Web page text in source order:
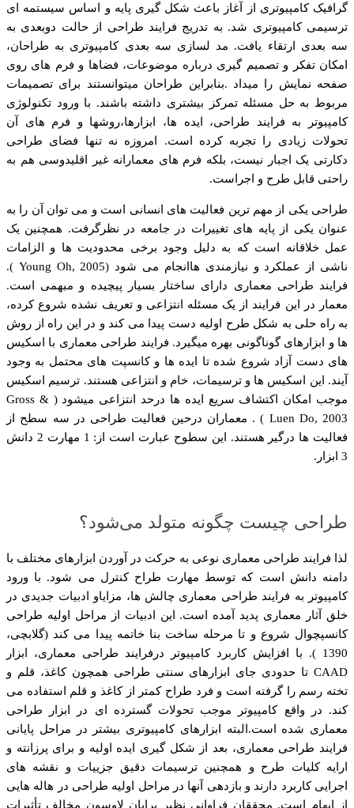
گرافیک کامپیوتری از آغاز باعث شکل گیری پایه و اساس سیستمه ای
ترسیمی کامپیوتری شد. به تدریج فرایند طراحی از حالت دوبعدی به
سه بعدی ارتقاء یافت. مد لسازی سه بعدی کامپیوتری به طراحان،
امکان تفکر و تصمیم گیری درباره موضوعات، فضاها و فرم های روی
صفحه نمایش را میداد .بنابراین طراحان میتوانستند برای تصمیمات
مربوط به حل مسئله تمرکز بیشتری داشته باشند. با ورود تکنولوژی
کامپیوتر به فرایند طراحی، ایده ها، ابزارها،روشها و فرم های آن
تحولات زیادی را تجربه کرده است. امروزه نه تنها فضای طراحی
دکارتی یک اجبار نیست، بلکه فرم های معمارانه غیر اقلیدوسی هم به
راحتی قابل طرح و اجراست.
طراحی یکی از مهم ترین فعالیت های انسانی است و می توان آن را به
عنوان یکی از پایه های تغییرات در جامعه در نظرگرفت. همچنین یک
عمل خلاقانه است که به دلیل وجود برخی محدودیت ها و الزامات
ناشی از عملکرد و نیازمندی هاانجام می شود (Young Oh, 2005 ).
فرایند طراحی معماری دارای ساختار بسیار پیچیده و مبهمی است.
معمار در این فرایند از یک مسئله انتزاعی و تعریف نشده شروع کرده،
به راه حلی به شکل طرح اولیه دست پیدا می کند و در این راه از روش
ها و ابزارهای گوناگونی بهره میگیرد. فرایند طراحی معماری با اسکیس
های دست آزاد شروع شده تا ایده ها و کانسپت های محتمل به وجود
آیند. این اسکیس ها و ترسیمات، خام و انتزاعی هستند. ترسیم اسکیس
موجب امکان اکتشاف سریع ایده ها درحد انتزاعی میشود ( Gross &
Luen Do, 2003 ) . معماران درحین فعالیت طراحی در سه سطح از
فعالیت ها درگیر هستند. این سطوح عبارت است از: 1 مهارت 2 دانش
3 ابزار.
طراحی چیست چگونه متولد می‌شود؟
لذا فرایند طراحی معماری نوعی به حرکت در آوردن ابزارهای مختلف با
دامنه دانش است که توسط مهارت طراح کنترل می شود. با ورود
کامپیوتر به فرایند طراحی معماری چالش ها، مزایاو ادبیات جدیدی در
خلق آثار معماری پدید آمده است. این ادبیات از مراحل اولیه طراحی
کانسپچوال شروع و تا مرحله ساخت بنا خاتمه پیدا می کند (گلابچی،
1390 ). با افزایش کاربرد کامپیوتر درفرایند طراحی معماری، ابزار
CAAD تا حدودی جای ابزارهای سنتی طراحی همچون کاغذ، قلم و
تخته رسم را گرفته است و فرد طراح کمتر از کاغذ و قلم استفاده می
کند. در واقع کامپیوتر موجب تحولات گسترده ای در ابزار طراحی
معماری شده است.البته ابزارهای کامپیوتری بیشتر در مراحل پایانی
فرایند طراحی معماری، بعد از شکل گیری ایده اولیه و برای پرزانته و
ارایه کلیات طرح و همچنین ترسیمات دقیق جزییات و نقشه های
اجرایی کاربرد دارند و بازدهی آنها در مراحل اولیه طراحی در هاله هایی
از ابهام است. محققان فراوانی نظیر برایان لاوسون مخالف تأثیرات